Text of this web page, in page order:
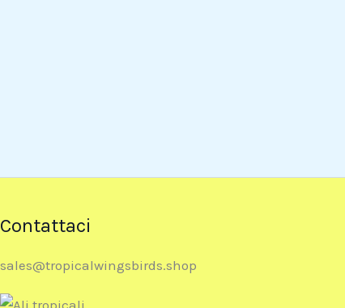
Contattaci
sales@tropicalwingsbirds.shop